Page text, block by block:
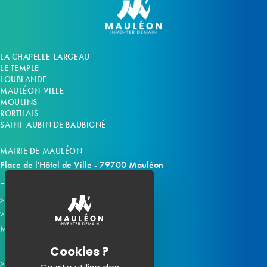
LA CHAPELLE-LARGEAU
LE TEMPLE
LOUBLANDE
MAULÉON-VILLE
MOULINS
RORTHAIS
SAINT-AUBIN DE BAUBIGNÉ
MAIRIE DE MAULÉON
Place de l'Hôtel de Ville - 79700 Mauléon
Horaires d'ouverture
Contacter la mairie
Mauléon sur les réseaux :